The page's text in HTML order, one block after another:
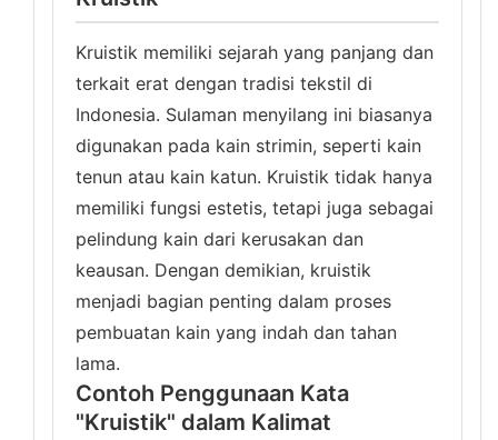
Kruistik memiliki sejarah yang panjang dan
terkait erat dengan tradisi tekstil di
Indonesia. Sulaman menyilang ini biasanya
digunakan pada kain strimin, seperti kain
tenun atau kain katun. Kruistik tidak hanya
memiliki fungsi estetis, tetapi juga sebagai
pelindung kain dari kerusakan dan
keausan. Dengan demikian, kruistik
menjadi bagian penting dalam proses
pembuatan kain yang indah dan tahan
lama.
Contoh Penggunaan Kata
"Kruistik" dalam Kalimat